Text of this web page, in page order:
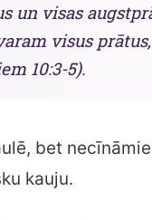
un visas
visus
10:3-5).
bet
kauju.